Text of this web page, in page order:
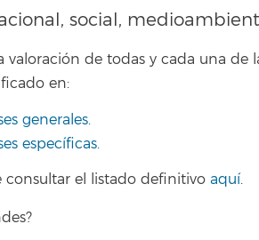
social,
valoración de todas y cada una
en:
generales.
específicas.
consultar el listado definitivo aquí.